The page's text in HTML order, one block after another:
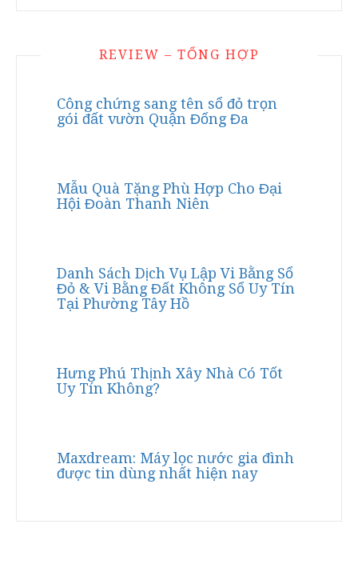
REVIEW – TỔNG HỢP
Công chứng sang tên sổ đỏ trọn
gói đất vườn Quận Đống Đa
Mẫu Quà Tặng Phù Hợp Cho Đại
Hội Đoàn Thanh Niên
Danh Sách Dịch Vụ Lập Vi Bằng Sổ
Đỏ & Vi Bằng Đất Không Sổ Uy Tín
Tại Phường Tây Hồ
Hưng Phú Thịnh Xây Nhà Có Tốt
Uy Tín Không?
Maxdream: Máy lọc nước gia đình
được tin dùng nhất hiện nay